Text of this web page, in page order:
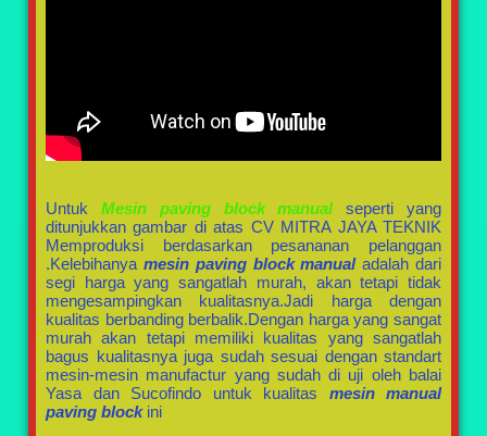
Untuk Mesin paving block manualseperti yang
ditunjukkan gambar di atas CV MITRA JAYA TEKNIK
Memproduksi berdasarkan pesananan pelanggan
.Kelebihanya mesin paving block manualadalah dari
segi harga yang sangatlah murah, akan tetapi tidak
mengesampingkan kualitasnya.Jadi harga dengan
kualitas berbanding berbalik.Dengan harga yang sangat
murah akan tetapi memiliki kualitas yang sangatlah
bagus kualitasnya juga sudah sesuai dengan standart
mesin-mesin manufactur yang sudah di uji oleh balai
Yasa dan Sucofindo untuk kualitas mesin manual
paving blockini